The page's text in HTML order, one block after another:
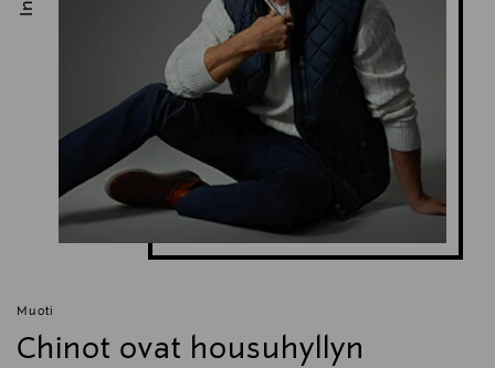
Muoti
Chinot ovat housuhyllyn